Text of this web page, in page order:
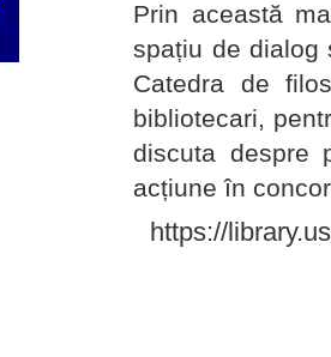
Prin această
spațiu de dialog
Catedra de
bibliotecari,
discuta despre
acțiune în
https://